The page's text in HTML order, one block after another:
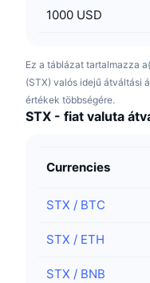
1000 USD
Ez a táblázat tartalmazza
(STX) valós idejű átváltási
értékek többségére.
STX - fiat valuta
Currencies
STX / BTC
STX / ETH
STX / BNB